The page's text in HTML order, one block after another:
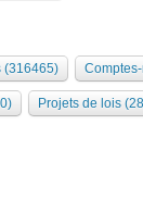
(316465)
Projets de lois